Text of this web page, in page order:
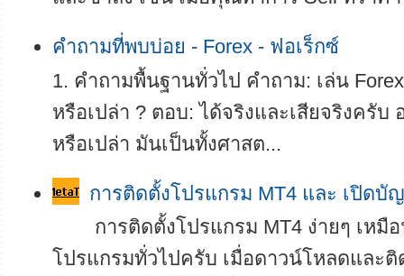
คำถามที่พบบ่อย - Forex - ฟอเร็กซ์
1. คำถามพื้นฐานทั่วไป คำถาม: เล่น
หรือเปล่า ? ตอบ: ได้จริงและเสียจริงครั
หรือเปล่า มันเป็นทั้งศาสต...
การติดตั้งโปรแกรม MT4 และ เปิดบั
การติดตั้งโปรแกรม MT4 ง่ายๆ เหมื
โปรแกรมทั่วไปครับ เมื่อดาวน์โหลดและ